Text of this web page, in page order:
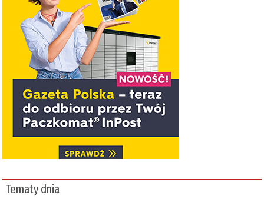
Tematy dnia